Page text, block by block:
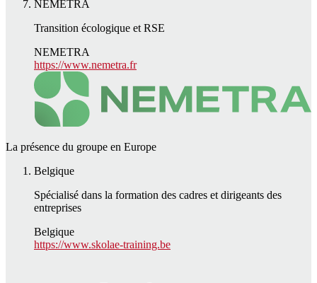
NEMETRA
Transition écologique et RSE
NEMETRA
https://www.nemetra.fr
La présence du groupe en Europe
Belgique
Spécialisé dans la formation des cadres et dirigeants des
entreprises
Belgique
https://www.skolae-training.be